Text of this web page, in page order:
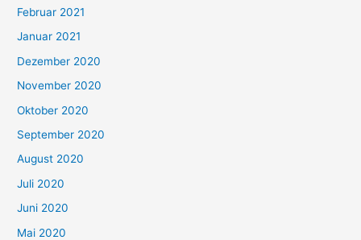
Februar 2021
Januar 2021
Dezember 2020
November 2020
Oktober 2020
September 2020
August 2020
Juli 2020
Juni 2020
Mai 2020